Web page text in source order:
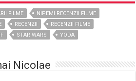
FILME
NIPEMI RECENZII FILME
RECENZII
RECENZII FILME
STAR WARS YODA
Nicolae